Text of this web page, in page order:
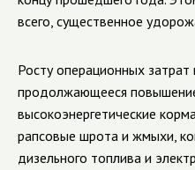
всего, существенное
Росту операционных
продолжающееся
высокоэнергетические
рапсовые шрота и жмыхи,
дизельного топлива и